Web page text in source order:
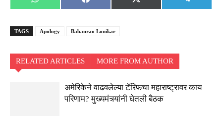
Share
on
WhatsApp
Share
on
Facebook
Share
on
X
(Twitter)
Share
on
TAGS Apology Babanrao Lonikar
RELATED ARTICLES MORE FROM AUTHOR
अमेरिकेने वाढवलेल्या टॅरिफचा महाराष्ट्रावर काय
परिणाम? मुख्यमंत्र्यांनी घेतली बैठक